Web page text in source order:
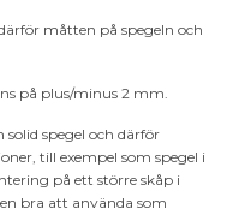
måtten på spegeln och
på plus/minus 2 mm.
spegel och därför
till exempel som spegel i
på ett större skåp i
bra att använda som